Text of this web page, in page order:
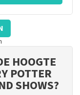
HOOGTE
POTTER
SHOWS?